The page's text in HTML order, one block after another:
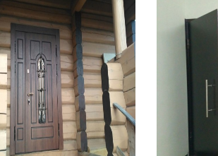
км от него Бесплатно*
45 руб./км
200 руб./этаж